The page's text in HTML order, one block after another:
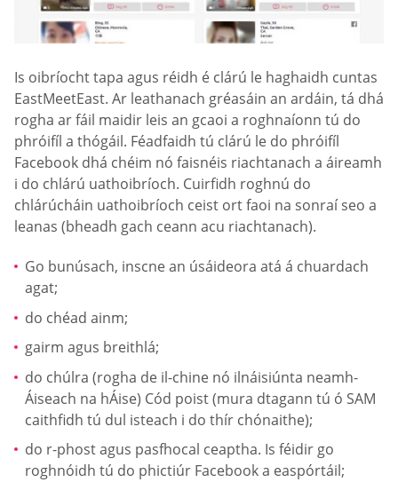
Is oibríocht tapa agus réidh é clárú le haghaidh cuntas
EastMeetEast. Ar leathanach gréasáin an ardáin, tá dhá
rogha ar fáil maidir leis an gcaoi a roghnaíonn tú do
phróifíl a thógáil. Féadfaidh tú clárú le do phróifíl
Facebook dhá chéim nó faisnéis riachtanach a áireamh
i do chlárú uathoibríoch. Cuirfidh roghnú do
chlárúcháin uathoibríoch ceist ort faoi na sonraí seo a
leanas (bheadh gach ceann acu riachtanach).
Go bunúsach, inscne an úsáideora atá á chuardach
agat;
do chéad ainm;
gairm agus breithlá;
do chúlra (rogha de il-chine nó ilnáisiúnta neamh-
Áiseach na hÁise) Cód poist (mura dtagann tú ó SAM
caithfidh tú dul isteach i do thír chónaithe);
do r-phost agus pasfhocal ceaptha. Is féidir go
roghnóidh tú do phictiúr Facebook a easpórtáil;